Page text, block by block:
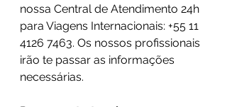
nossa Central de Atendimento 24h
para Viagens Internacionais: +55 11
4126 7463. Os nossos profissionais
irão te passar as informações
necessárias.